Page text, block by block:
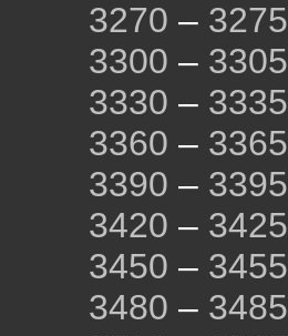
3270 – 3275
3300 – 3305
3330 – 3335
3360 – 3365
3390 – 3395
3420 – 3425
3450 – 3455
3480 – 3485